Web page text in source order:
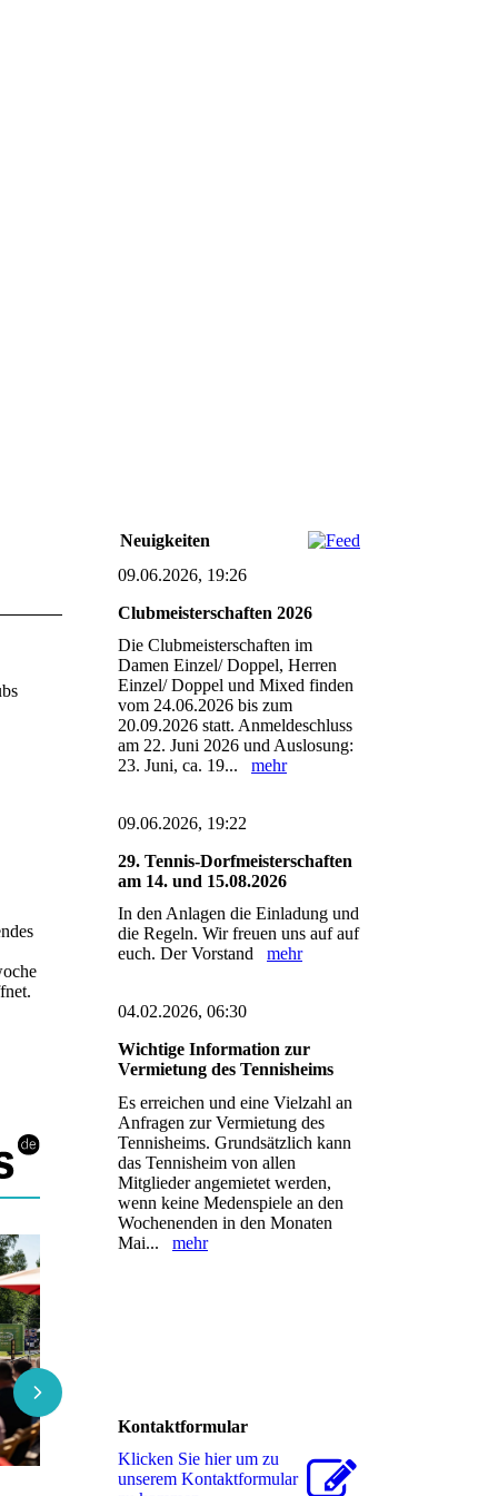
Neuigkeiten
09.06.2026, 19:26
Clubmeisterschaften 2026
Die Clubmeisterschaften im
Damen Einzel/ Doppel, Herren
Einzel/ Doppel und Mixed finden
vom 24.06.2026 bis zum
20.09.2026 statt. Anmeldeschluss
am 22. Juni 2026 und Auslosung:
23. Juni, ca. 19... mehr
09.06.2026, 19:22
29. Tennis-Dorfmeisterschaften
am 14. und 15.08.2026
In den Anlagen die Einladung und
die Regeln. Wir freuen uns auf auf
euch. Der Vorstand mehr
04.02.2026, 06:30
Wichtige Information zur
Vermietung des Tennisheims
Es erreichen und eine Vielzahl an
Anfragen zur Vermietung des
Tennisheims. Grundsätzlich kann
das Tennisheim von allen
Mitglieder angemietet werden,
wenn keine Medenspiele an den
Wochenenden in den Monaten
Mai... mehr
Kontaktformular
Klicken Sie hier um zu
unserem Kon­takt­for­mu­lar